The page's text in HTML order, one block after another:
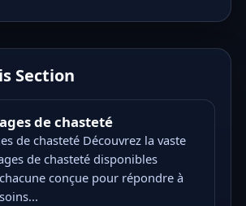
Section
de chasteté
de chasteté Découvrez la vaste
de chasteté disponibles
conçue pour répondre à